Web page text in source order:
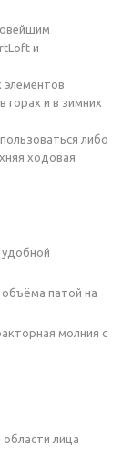
и
элементов
горах и в зимних
либо
ходовая
патой на
молния с
лица